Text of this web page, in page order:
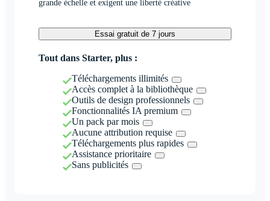
grande échelle et exigent une liberté créative
Essai gratuit de 7 jours
Tout dans Starter, plus :
Téléchargements illimités
Accès complet à la bibliothèque
Outils de design professionnels
Fonctionnalités IA premium
Un pack par mois
Aucune attribution requise
Téléchargements plus rapides
Assistance prioritaire
Sans publicités